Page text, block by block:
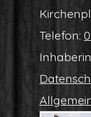
Tele­fon: